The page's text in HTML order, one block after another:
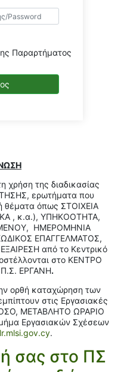
Παραρτήματος
χρήση της διαδικασίας
ερωτήματα που
θέματα όπως ΣΤΟΙΧΕΙΑ
, κ.α.), ΥΠΗΚΟΟΤΗΤΑ,
ΗΜΕΡΟΜΗΝΙΑ
ΕΠΑΓΓΕΛΜΑΤΟΣ,
από το Κεντρικό
στο ΚΕΝΤΡΟ
ΕΡΓΑΝΗ.
ορθή καταχώρηση των
στις Εργασιακές
ΜΕΤΑΒΛΗΤΟ ΩΡΑΡΙΟ
Εργασιακών Σχέσεων
.
σας στο ΠΣ